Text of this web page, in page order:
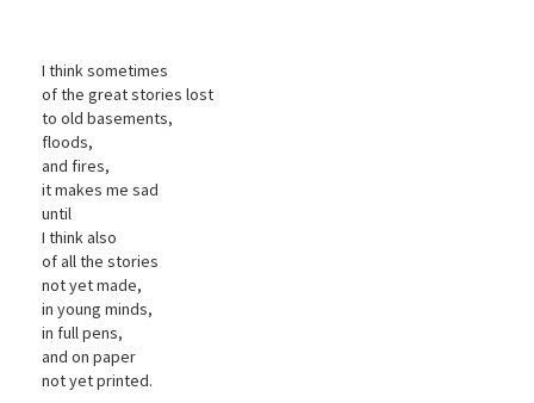
I think sometimes
of the great stories lost
to old basements,
floods,
and fires,
it makes me sad
until
I think also
of all the stories
not yet made,
in young minds,
in full pens,
and on paper
not yet printed.